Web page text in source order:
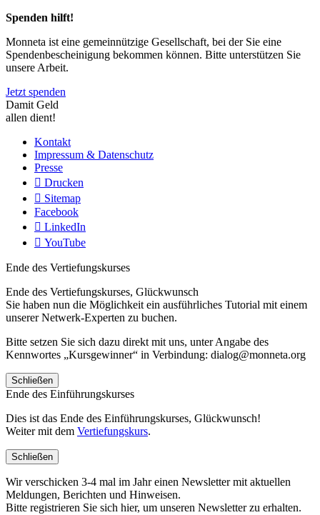
Spenden hilft!
Monneta ist eine gemeinnützige Gesellschaft, bei der Sie eine
Spendenbescheinigung bekommen können. Bitte unterstützen Sie
unsere Arbeit.
Jetzt spenden
Damit Geld
allen dient!
Kontakt
Impressum & Datenschutz
Presse
Drucken
Sitemap
Facebook
LinkedIn
YouTube
Ende des Vertiefungskurses
Ende des Vertiefungskurses, Glückwunsch
Sie haben nun die Möglichkeit ein ausführliches Tutorial mit einem
unserer Netwerk-Experten zu buchen.
Bitte setzen Sie sich dazu direkt mit uns, unter Angabe des
Kennwortes „Kursgewinner“ in Verbindung: dialog@monneta.org
Schließen
Ende des Einführungskurses
Dies ist das Ende des Einführungskurses, Glückwunsch!
Weiter mit dem Vertiefungskurs.
Schließen
Wir verschicken 3-4 mal im Jahr einen Newsletter mit aktuellen
Meldungen, Berichten und Hinweisen.
Bitte registrieren Sie sich hier, um unseren Newsletter zu erhalten.